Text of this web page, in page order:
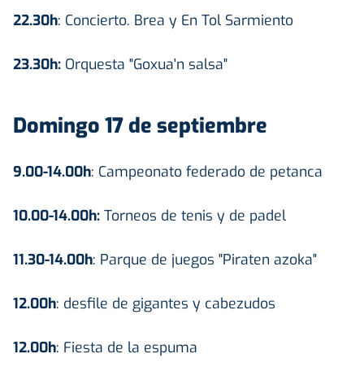
22.30h: Concierto. Brea y En Tol Sarmiento
23.30h: Orquesta "Goxua'n salsa"
Domingo 17 de septiembre
9.00-14.00h: Campeonato federado de petanca
10.00-14.00h: Torneos de tenis y de padel
11.30-14.00h: Parque de juegos "Piraten azoka"
12.00h: desfile de gigantes y cabezudos
12.00h: Fiesta de la espuma